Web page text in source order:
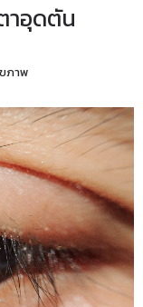
าอุดตัน
ภาพ